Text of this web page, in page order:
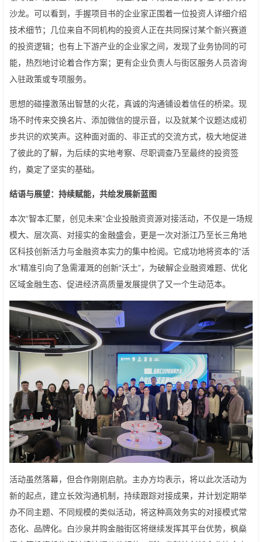
沙龙。可以看到，手握项目书的企业家正围着一位投资人详细介绍
技术细节；几位来自不同机构的投资人正在共同探讨某个新兴赛道
的投资逻辑；也有上下游产业的企业家之间，发现了业务协同的可
能，热烈地讨论着合作方案；更有企业负责人与街区服务人员咨询
入驻政策或专项服务。
思想的碰撞激荡出智慧的火花，真诚的沟通铺设着信任的桥梁。现
场不时传来交换名片、添加微信的提示音，以及就某个议题达成初
步共识的欢笑声。这种面对面的、非正式的交流方式，极大地促进
了彼此的了解，为后续的实地考察、尽职调查乃至最终的投资签
约，奠定了坚实的基础。
结语与展望：持续赋能，共绘发展新蓝图
本次“智本汇聚，创见未来”企业投融资资源对接活动，不仅是一场规
模大、层次高、对接实的金融盛会，更是一次对浙江乃至长三角地
区科技创新活力与金融资本实力的集中检阅。它成功地将资本的“活
水”精准引向了急需灌溉的创新“沃土”，为破解企业融资难题、优化
区域金融生态、促进经济高质量发展提供了又一个生动范本。
活动虽然落幕，但合作刚刚启航。主办方均表示，将以此次活动为
新的起点，建立长效沟通机制，持续跟踪对接成果，并计划定期举
办不同主题、不同规模的类似活动，将这种高效务实的对接模式常
态化、品牌化。白沙泉并购金融街区将继续发挥其平台优势，枫燊